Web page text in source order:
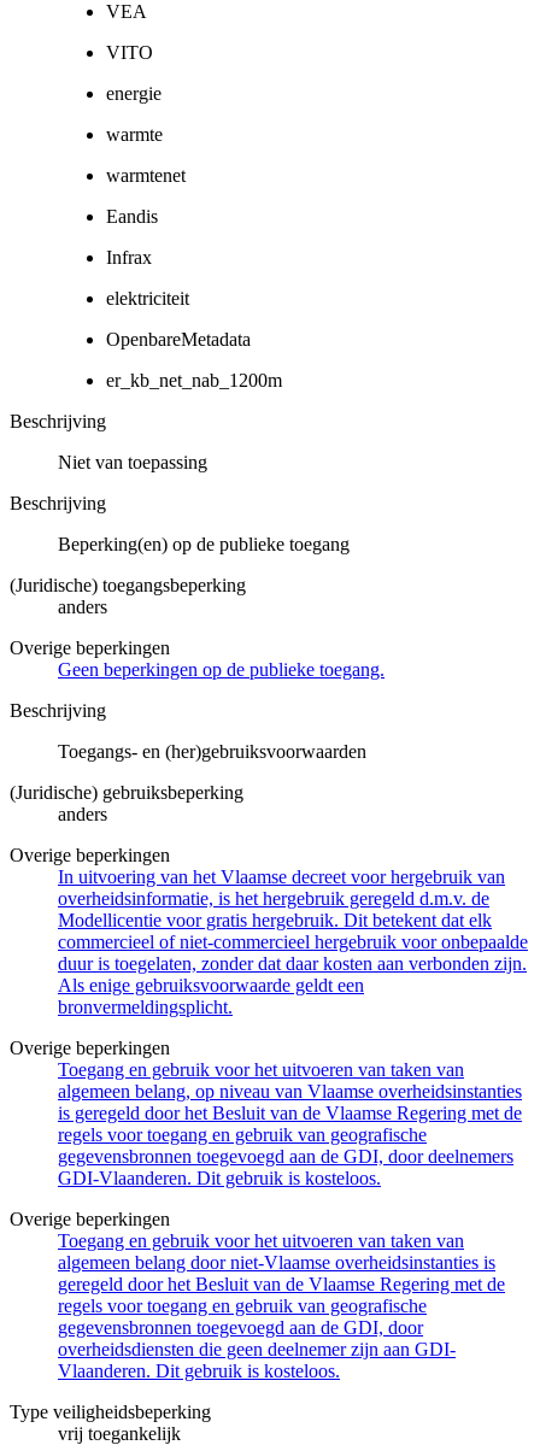
VEA
VITO
energie
warmte
warmtenet
Eandis
Infrax
elektriciteit
OpenbareMetadata
er_kb_net_nab_1200m
Beschrijving
Niet van toepassing
Beschrijving
Beperking(en) op de publieke toegang
(Juridische) toegangsbeperking
anders
Overige beperkingen
Geen beperkingen op de publieke toegang.
Beschrijving
Toegangs- en (her)gebruiksvoorwaarden
(Juridische) gebruiksbeperking
anders
Overige beperkingen
In uitvoering van het Vlaamse decreet voor hergebruik van
overheidsinformatie, is het hergebruik geregeld d.m.v. de
Modellicentie voor gratis hergebruik. Dit betekent dat elk
commercieel of niet-commercieel hergebruik voor onbepaalde
duur is toegelaten, zonder dat daar kosten aan verbonden zijn.
Als enige gebruiksvoorwaarde geldt een
bronvermeldingsplicht.
Overige beperkingen
Toegang en gebruik voor het uitvoeren van taken van
algemeen belang, op niveau van Vlaamse overheidsinstanties
is geregeld door het Besluit van de Vlaamse Regering met de
regels voor toegang en gebruik van geografische
gegevensbronnen toegevoegd aan de GDI, door deelnemers
GDI-Vlaanderen. Dit gebruik is kosteloos.
Overige beperkingen
Toegang en gebruik voor het uitvoeren van taken van
algemeen belang door niet-Vlaamse overheidsinstanties is
geregeld door het Besluit van de Vlaamse Regering met de
regels voor toegang en gebruik van geografische
gegevensbronnen toegevoegd aan de GDI, door
overheidsdiensten die geen deelnemer zijn aan GDI-
Vlaanderen. Dit gebruik is kosteloos.
Type veiligheidsbeperking
vrij toegankelijk